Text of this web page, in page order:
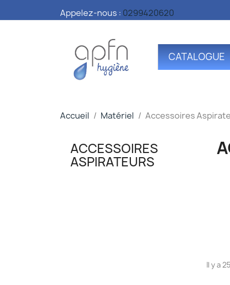
Appelez-nous : 0299420620
CATALOGUE
Accueil Matériel Accessoires
ACCESSOIRES
ASPIRATEURS
Il y a